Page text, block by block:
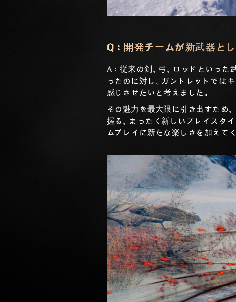
Q：開発チームが新武器と
A：従来の剣、弓、ロッドといった
ったのに対し、ガントレットでは
感じさせたいと考えました。
その魅力を最大限に引き出すため
握る、まったく新しいプレイスタ
ムプレイに新たな楽しさを加えて